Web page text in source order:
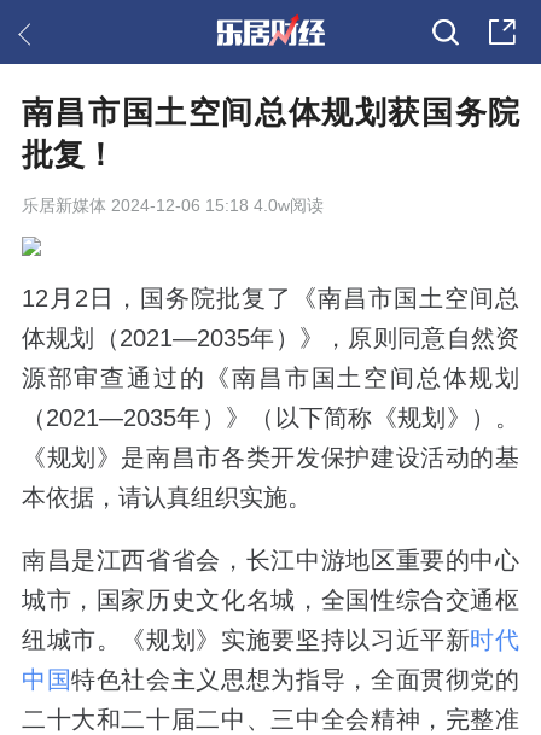
南昌市国土空间总体规划获国务院
批复！
乐居新媒体 2024-12-06 15:18 4.0w阅读
12月2日，国务院批复了《南昌市国土空间总
体规划（2021—2035年）》，原则同意自然资
源部审查通过的《南昌市国土空间总体规划
（2021—2035年）》（以下简称《规划》）。
《规划》是南昌市各类开发保护建设活动的基
本依据，请认真组织实施。
南昌是江西省省会，长江中游地区重要的中心
城市，国家历史文化名城，全国性综合交通枢
纽城市。《规划》实施要坚持以习近平新时代
中国特色社会主义思想为指导，全面贯彻党的
二十大和二十届二中、三中全会精神，完整准